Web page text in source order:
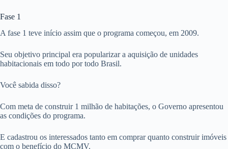
Fase 1
A fase 1 teve início assim que o programa começou, em 2009.
Seu objetivo principal era popularizar a aquisição de unidades
habitacionais em todo por todo Brasil.
Você sabida disso?
Com meta de construir 1 milhão de habitações, o Governo apresentou
as condições do programa.
E cadastrou os interessados tanto em comprar quanto construir imóveis
com o benefício do MCMV.